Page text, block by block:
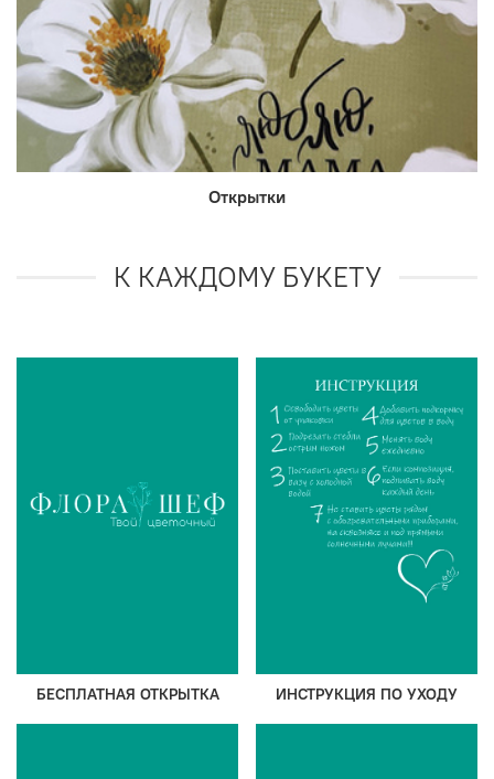
Открытки
К КАЖДОМУ БУКЕТУ
БЕСПЛАТНАЯ ОТКРЫТКА ИНСТРУКЦИЯ ПО УХОДУ